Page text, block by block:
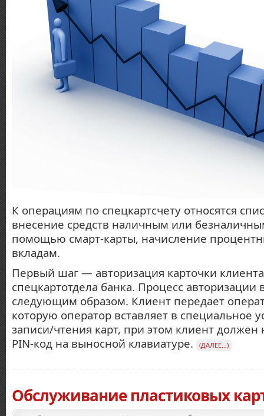
К операциям по спецкартсчету относятся
внесение средств наличным или
помощью смарт-карты, начисление
вкладам.
Первый шаг — авторизация карточки
спецкартотдела банка. Процесс авторизации
следующим образом. Клиент передает
которую оператор вставляет в специальное
записи/чтения карт, при этом клиент должен
PIN-код на выносной клавиатуре.
(ДАЛЕЕ…)
Обслуживание пластиковых